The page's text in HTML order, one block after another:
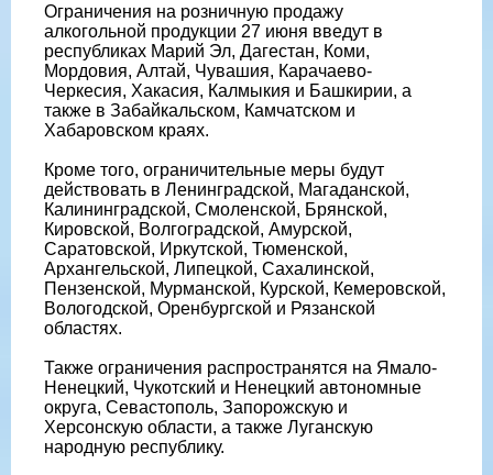
Ограничения на розничную продажу
алкогольной продукции 27 июня введут в
республиках Марий Эл, Дагестан, Коми,
Мордовия, Алтай, Чувашия, Карачаево-
Черкесия, Хакасия, Калмыкия и Башкирии, а
также в Забайкальском, Камчатском и
Хабаровском краях.
Кроме того, ограничительные меры будут
действовать в Ленинградской, Магаданской,
Калининградской, Смоленской, Брянской,
Кировской, Волгоградской, Амурской,
Саратовской, Иркутской, Тюменской,
Архангельской, Липецкой, Сахалинской,
Пензенской, Мурманской, Курской, Кемеровской,
Вологодской, Оренбургской и Рязанской
областях.
Также ограничения распространятся на Ямало-
Ненецкий, Чукотский и Ненецкий автономные
округа, Севастополь, Запорожскую и
Херсонскую области, а также Луганскую
народную республику.